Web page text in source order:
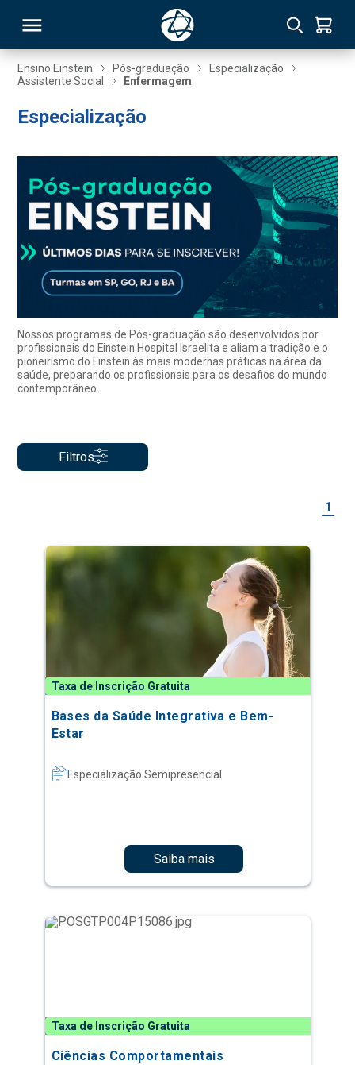
Ensino Einstein Pós-graduação
Especialização
Assistente Social
Enfermagem
Especialização
Nossos programas de Pós-graduação são desenvolvidos por
profissionais do Einstein Hospital Israelita e aliam a tradição e o
pioneirismo do Einstein às mais modernas práticas na área da
saúde, preparando os profissionais para os desafios do mundo
contemporâneo.
Filtros
1
Taxa de Inscrição Gratuita
Bases da Saúde Integrativa e Bem-
Estar
Especialização Semipresencial
Saiba mais
Taxa de Inscrição Gratuita
Ciências Comportamentais